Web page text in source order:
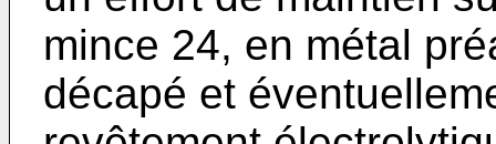
mince 24, en métal
décapé et